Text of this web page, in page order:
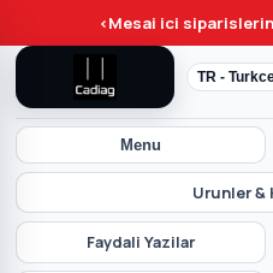
<Mesai ici
Menu
Urunler &
Faydali Yazilar